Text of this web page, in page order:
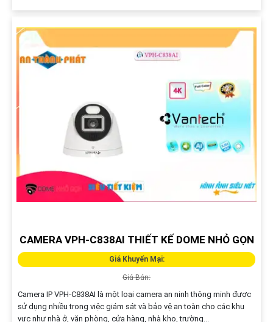
CAMERA VPH-C838AI THIẾT KẾ DOME NHỎ GỌN
Giá Khuyến Mại:
Giá Bán:
Camera IP VPH-C838AI là một loại camera an ninh thông minh được
sử dụng nhiều trong việc giám sát và bảo vệ an toàn cho các khu
vực như nhà ở, văn phòng, cửa hàng, nhà kho, trường...